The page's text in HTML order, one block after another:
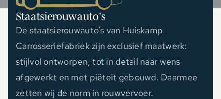
Staatsierouwauto's
De staatsierouwauto’s van Huiskamp
Carrosseriefabriek zijn exclusief maatwerk:
stijlvol ontworpen, tot in detail naar wens
afgewerkt en met piëteit gebouwd. Daarmee
zetten wij de norm in rouwvervoer.